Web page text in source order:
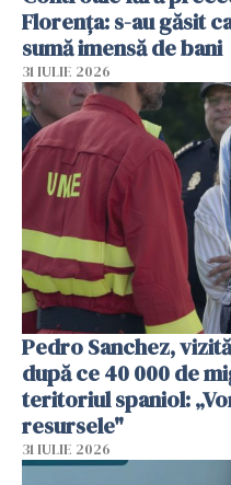
Florența: s-au găsit
sumă imensă de bani
31 IULIE 2026
Pedro Sanchez,
după ce 40 000 de
teritoriul spaniol:
resursele"
31 IULIE 2026